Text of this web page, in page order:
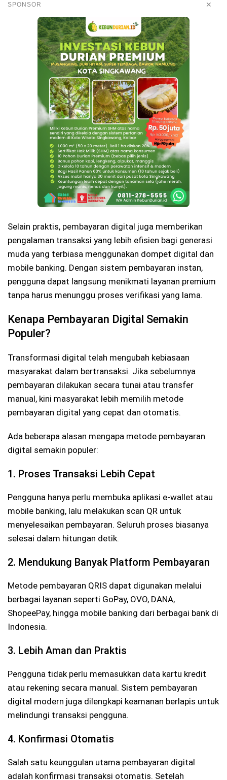
SPONSOR ✕
Selain praktis, pembayaran digital juga memberikan
pengalaman transaksi yang lebih efisien bagi generasi
muda yang terbiasa menggunakan dompet digital dan
mobile banking. Dengan sistem pembayaran instan,
pengguna dapat langsung menikmati layanan premium
tanpa harus menunggu proses verifikasi yang lama.
Kenapa Pembayaran Digital Semakin
Populer?
Transformasi digital telah mengubah kebiasaan
masyarakat dalam bertransaksi. Jika sebelumnya
pembayaran dilakukan secara tunai atau transfer
manual, kini masyarakat lebih memilih metode
pembayaran digital yang cepat dan otomatis.
Ada beberapa alasan mengapa metode pembayaran
digital semakin populer:
1. Proses Transaksi Lebih Cepat
Pengguna hanya perlu membuka aplikasi e-wallet atau
mobile banking, lalu melakukan scan QR untuk
menyelesaikan pembayaran. Seluruh proses biasanya
selesai dalam hitungan detik.
2. Mendukung Banyak Platform Pembayaran
Metode pembayaran QRIS dapat digunakan melalui
berbagai layanan seperti GoPay, OVO, DANA,
ShopeePay, hingga mobile banking dari berbagai bank di
Indonesia.
3. Lebih Aman dan Praktis
Pengguna tidak perlu memasukkan data kartu kredit
atau rekening secara manual. Sistem pembayaran
digital modern juga dilengkapi keamanan berlapis untuk
melindungi transaksi pengguna.
4. Konfirmasi Otomatis
Salah satu keunggulan utama pembayaran digital
adalah konfirmasi transaksi otomatis. Setelah